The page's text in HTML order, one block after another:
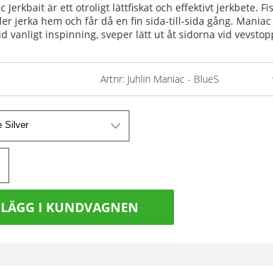
Jerkbait är ett otroligt lättfiskat och effektivt jerkbete.
jerka hem och får då en fin sida-till-sida gång. Maniac
vanligt inspinning, sveper lätt ut åt sidorna vid
Artnr: Juhlin Maniac - BlueS
LÄGG I KUNDVAGNEN